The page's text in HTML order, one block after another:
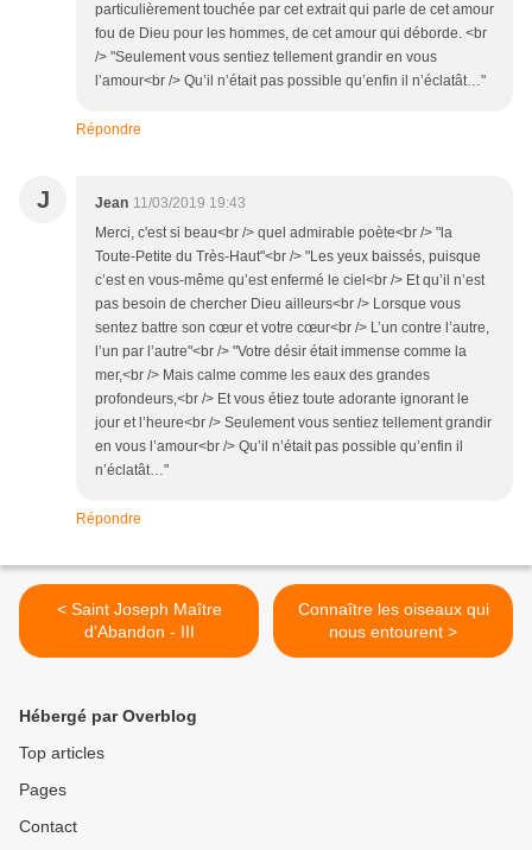
particulièrement touchée par cet extrait qui parle de cet amour
fou de Dieu pour les hommes, de cet amour qui déborde. <br
/> "Seulement vous sentiez tellement grandir en vous
l’amour<br /> Qu’il n’était pas possible qu’enfin il n’éclatât…"
Répondre
J Jean 11/03/2019 19:43
Merci, c'est si beau<br /> quel admirable poète<br /> "la
Toute-Petite du Très-Haut"<br /> "Les yeux baissés, puisque
c’est en vous-même qu’est enfermé le ciel<br /> Et qu’il n’est
pas besoin de chercher Dieu ailleurs<br /> Lorsque vous
sentez battre son cœur et votre cœur<br /> L’un contre l’autre,
l’un par l’autre"<br /> "Votre désir était immense comme la
mer,<br /> Mais calme comme les eaux des grandes
profondeurs,<br /> Et vous étiez toute adorante ignorant le
jour et l’heure<br /> Seulement vous sentiez tellement grandir
en vous l’amour<br /> Qu’il n’était pas possible qu’enfin il
n’éclatât…"
Répondre
< Saint Joseph Maître
d'Abandon - III
Connaître les oiseaux qui
nous entourent >
Hébergé par Overblog
Top articles
Pages
Contact